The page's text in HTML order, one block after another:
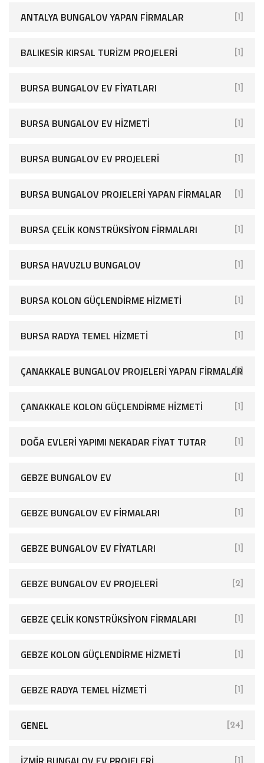
ANTALYA BUNGALOV YAPAN FIRMALAR [1]
BALIKESIR KIRSAL TURIZM PROJELERI [1]
BURSA BUNGALOV EV FIYATLARI [1]
BURSA BUNGALOV EV HIZMETI [1]
BURSA BUNGALOV EV PROJELERI [1]
BURSA BUNGALOV PROJELERI YAPAN FIRMALAR [1]
BURSA ÇELIK KONSTRÜKSIYON FIRMALARI [1]
BURSA HAVUZLU BUNGALOV [1]
BURSA KOLON GÜÇLENDIRME HIZMETI [1]
BURSA RADYA TEMEL HIZMETI [1]
ÇANAKKALE BUNGALOV PROJELERI YAPAN FIRMALAR
[1]
ÇANAKKALE KOLON GÜÇLENDIRME HIZMETI [1]
DOĞA EVLERI YAPIMI NEKADAR FIYAT TUTAR [1]
GEBZE BUNGALOV EV [1]
GEBZE BUNGALOV EV FIRMALARI [1]
GEBZE BUNGALOV EV FIYATLARI [1]
GEBZE BUNGALOV EV PROJELERI [2]
GEBZE ÇELIK KONSTRÜKSIYON FIRMALARI [1]
GEBZE KOLON GÜÇLENDIRME HIZMETI [1]
GEBZE RADYA TEMEL HIZMETI [1]
GENEL [24]
[1]